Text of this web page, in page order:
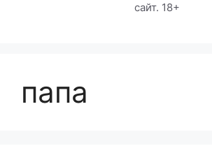
сайт. 18+
папа